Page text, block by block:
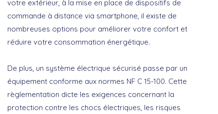
votre extérieur, à la mise en place de dispositifs de
commande à distance via smartphone, il existe de
nombreuses options pour améliorer votre confort et
réduire votre consommation énergétique.
De plus, un système électrique sécurisé passe par un
équipement conforme aux normes NF C 15-100. Cette
règlementation dicte les exigences concernant la
protection contre les chocs électriques, les risques